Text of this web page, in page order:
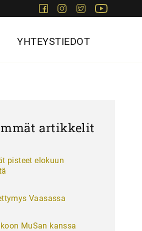
FacebookInstagram
Twitter
YHTEYSTIEDOT
artikkelit
pisteet elokuun
Vaasassa
MuSan kanssa